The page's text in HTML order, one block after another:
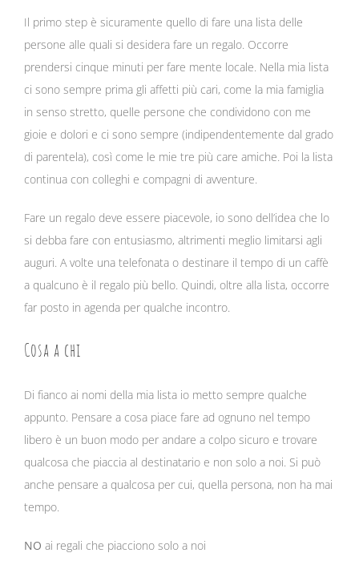
Il primo step è sicuramente quello di fare una lista delle
persone alle quali si desidera fare un regalo. Occorre
prendersi cinque minuti per fare mente locale. Nella mia lista
ci sono sempre prima gli affetti più cari, come la mia famiglia
in senso stretto, quelle persone che condividono con me
gioie e dolori e ci sono sempre (indipendentemente dal grado
di parentela), così come le mie tre più care amiche. Poi la lista
continua con colleghi e compagni di avventure.
Fare un regalo deve essere piacevole, io sono dell’idea che lo
si debba fare con entusiasmo, altrimenti meglio limitarsi agli
auguri. A volte una telefonata o destinare il tempo di un caffè
a qualcuno è il regalo più bello. Quindi, oltre alla lista, occorre
far posto in agenda per qualche incontro.
Cosa a chi
Di fianco ai nomi della mia lista io metto sempre qualche
appunto. Pensare a cosa piace fare ad ognuno nel tempo
libero è un buon modo per andare a colpo sicuro e trovare
qualcosa che piaccia al destinatario e non solo a noi. Si può
anche pensare a qualcosa per cui, quella persona, non ha mai
tempo.
NO ai regali che piacciono solo a noi